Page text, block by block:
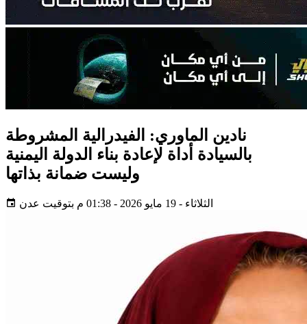
نادين الماوري: الفيدرالية المشروطة
بالسيادة أداة لإعادة بناء الدولة اليمنية
وليست ضمانة بذاتها
الثلاثاء - 19 مايو 2026 - 01:38 م بتوقيت عدن